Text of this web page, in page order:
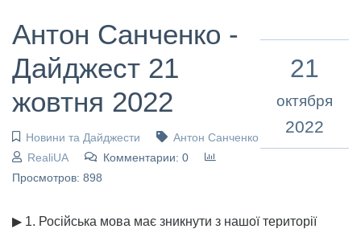
Антон Санченко -
Дайджест 21
жовтня 2022
Новини та Дайджести
Антон Санченко
RealiUA
Комментарии: 0
Просмотров: 898
21
октября
2022
▶ 1. Російська мова має зникнути з нашої території